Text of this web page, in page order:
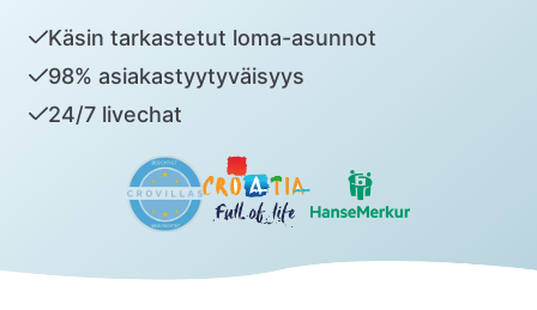
Käsin tarkastetut loma-asunnot
98% asiakastyytyväisyys
24/7 livechat